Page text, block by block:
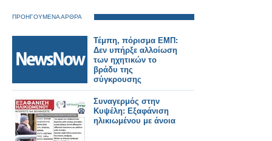
ΠΡΟΗΓΟΥΜΕΝΑ ΑΡΘΡΑ
Τέμπη, πόρισμα ΕΜΠ:
Δεν υπήρξε αλλοίωση
των ηχητικών το
βράδυ της
σύγκρουσης
Συναγερμός στην
Κυψέλη: Εξαφάνιση
ηλικιωμένου με άνοια